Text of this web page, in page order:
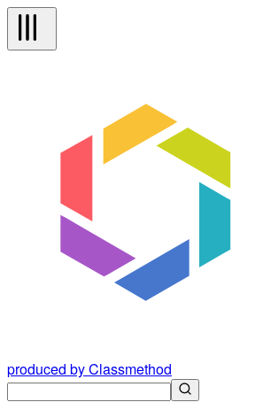
produced by Classmethod